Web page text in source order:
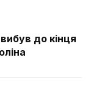
вибув до кінця